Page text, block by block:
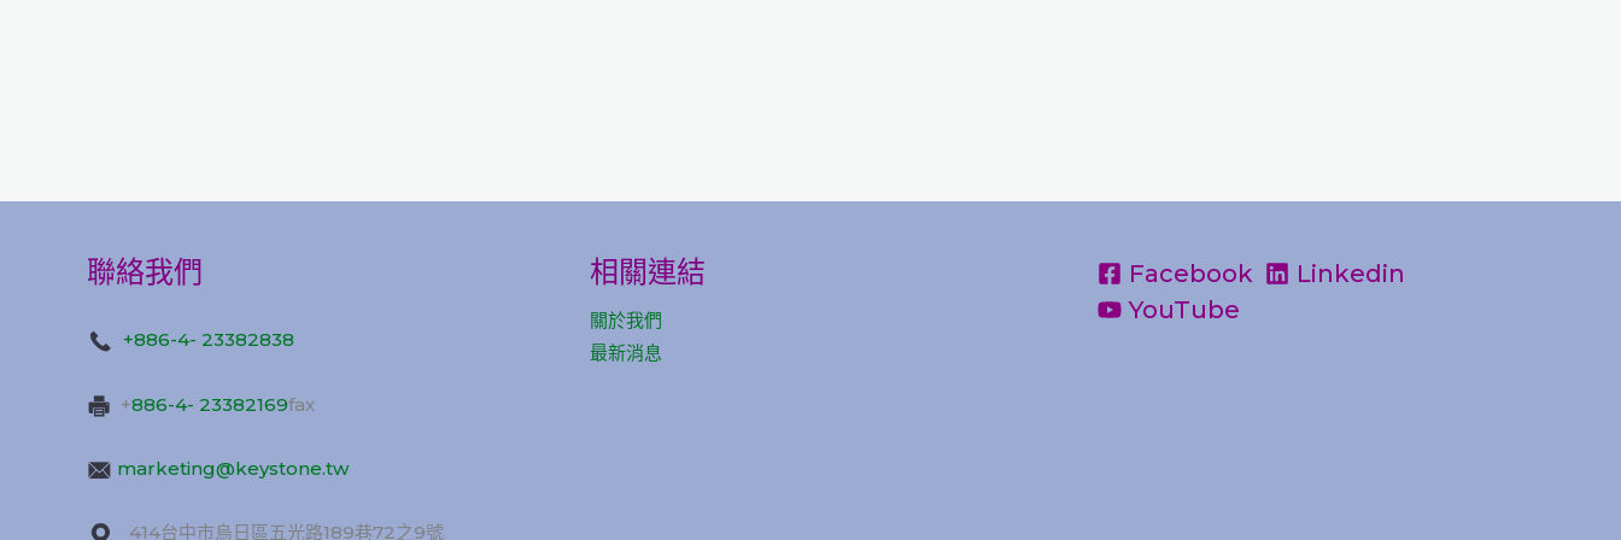
聯絡我們
+886-4- 23382838
+886-4- 23382169fax
marketing@keystone.tw
414台中市烏日區五光路189巷72之9號
相關連結
關於我們
最新消息
Facebook
Linkedin
YouTube